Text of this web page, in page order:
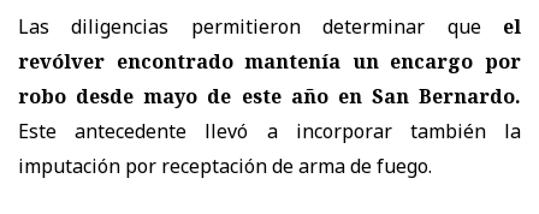
Las diligencias permitieron determinar que el
revólver encontrado mantenía un encargo por
robo desde mayo de este año en San Bernardo.
Este antecedente llevó a incorporar también la
imputación por receptación de arma de fuego.